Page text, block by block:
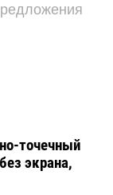
точечный
экрана,